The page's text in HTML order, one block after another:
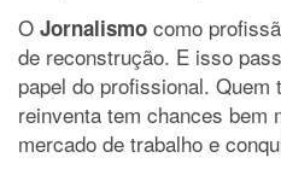
O Jornalismo como
de reconstrução. E isso
papel do profissional.
reinventa tem chances bem
mercado de trabalho e